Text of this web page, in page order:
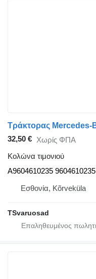
32,50 € Χωρίς ΦΠΑ
Κολώνα τιμονιού
A9604610235 9604610235
Εσθονία, Kõrveküla
TSvaruosad